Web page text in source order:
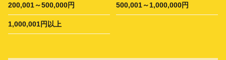
200,001～500,000円 500,001～1,000,000円
1,000,001円以上